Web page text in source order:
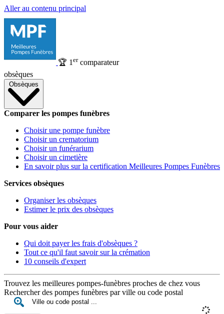
Aller au contenu principal
🏆 1 ercomparateur
obsèques
Obsèques
Comparer les pompes funèbres
Choisir une pompe funèbre
Choisir un crematorium
Choisir un funérarium
Choisir un cimetière
En savoir plus sur la certification Meilleures Pompes Funèbres
Services obsèques
Organiser les obsèques
Estimer le prix des obsèques
Pour vous aider
Qui doit payer les frais d'obsèques ?
Tout ce qu'il faut savoir sur la crémation
10 conseils d'expert
Trouvez les meilleures pompes-funèbres proches de chez vous
Rechercher des pompes funèbres par ville ou code postal